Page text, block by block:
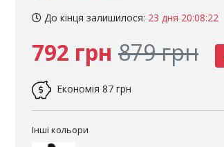
До кінця залишилося: 23 дня 20:08:21
792 грн 879 грн
Економія 87 грн
Інші кольори